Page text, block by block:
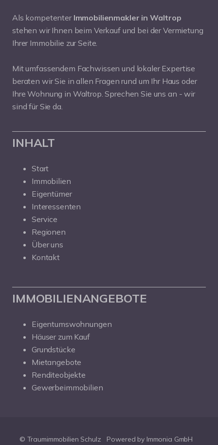
Als kompetenter Immobilienmakler in Waltrop
stehen wir Ihnen beim Verkauf und bei der Vermietung
Ihrer Immobilie zur Seite.
Mit umfassendem Fachwissen und lokaler Expertise
beraten wir Sie in allen Fragen rund um Ihr Haus oder
Ihre Wohnung in Waltrop. Sprechen Sie uns an - wir
sind für Sie da.
INHALT
Start
Immobilien
Eigentümer
Interessenten
Service
Regionen
Über uns
Kontakt
IMMOBILIENANGEBOTE
Eigentumswohnungen
Häuser zum Kauf
Grundstücke
Mietangebote
Renditeobjekte
Gewerbeimmobilien
© Traumimmobilien Schulz Powered by Immonia GmbH